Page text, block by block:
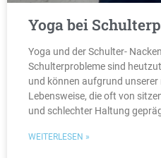
Yoga bei
Yoga und der Schulter-
Schulterprobleme sind
und können aufgrund unserer
Lebensweise, die oft von
und schlechter Haltung
WEITERLESEN »